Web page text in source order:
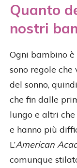
Quanto
nostri
Ogni bambino
sono regole
del sonno,
che fin dalle
lungo e altri
e hanno più
L’American
comunque